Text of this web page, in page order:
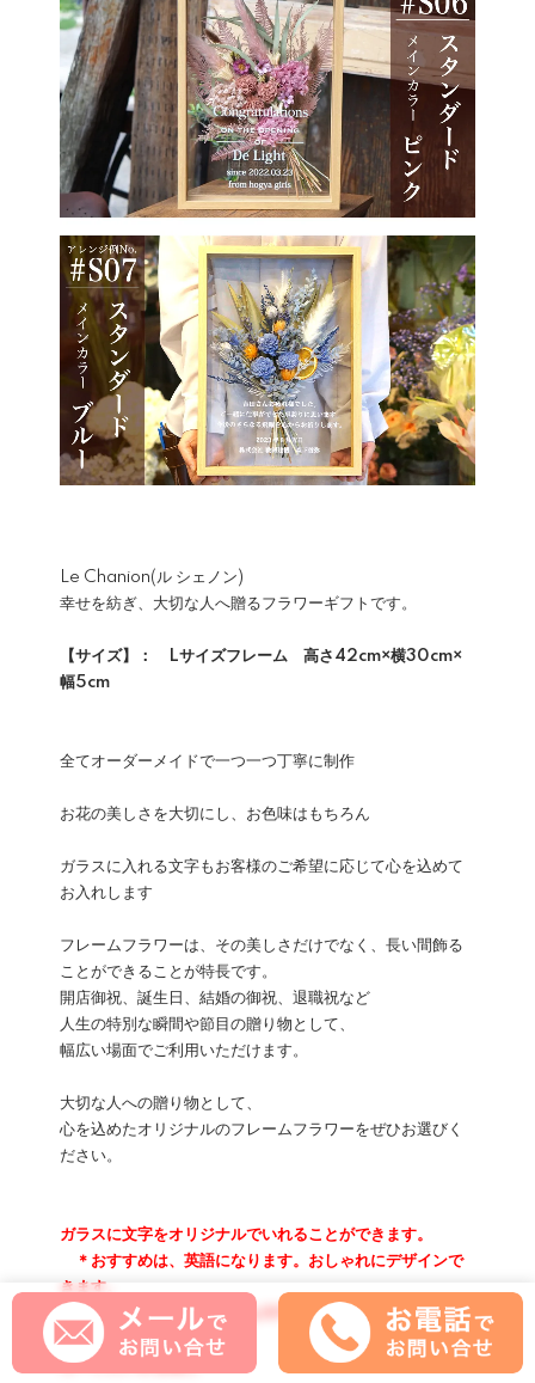
Le Chanion(ル シェノン)
幸せを紡ぎ、大切な人へ贈るフラワーギフトです。
【サイズ】： Lサイズフレーム 高さ42cm×横30cm×
幅5cm
全てオーダーメイドで一つ一つ丁寧に制作
お花の美しさを大切にし、お色味はもちろん
ガラスに入れる文字もお客様のご希望に応じて心を込めて
お入れします
フレームフラワーは、その美しさだけでなく、長い間飾る
ことができることが特長です。
開店御祝、誕生日、結婚の御祝、退職祝など
人生の特別な瞬間や節目の贈り物として、
幅広い場面でご利用いただけます。
大切な人への贈り物として、
心を込めたオリジナルのフレームフラワーをぜひお選びく
ださい。
ガラスに文字をオリジナルでいれることができます。
＊おすすめは、英語になります。おしゃれにデザインで
きます。
＊漢字、ひらがな、数字も印字可能です。
カートにいれる前に